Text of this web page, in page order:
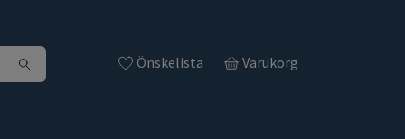
Önskelista Varukorg